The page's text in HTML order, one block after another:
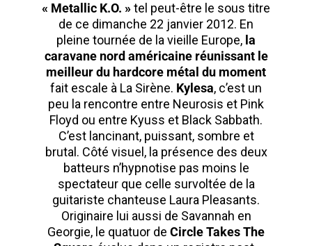
« Metallic K.O. »tel peut-être le sous titre
de ce dimanche 22 janvier 2012. En
pleine tournée de la vieille Europe, la
caravane nord américaine réunissant le
meilleur du hardcore métal du moment
fait escale à La Sirène. Kylesa, c’est un
peu la rencontre entre Neurosis et Pink
Floyd ou entre Kyuss et Black Sabbath.
C’est lancinant, puissant, sombre et
brutal. Côté visuel, la présence des deux
batteurs n’hypnotise pas moins le
spectateur que celle survoltée de la
guitariste chanteuse Laura Pleasants.
Originaire lui aussi de Savannah en
Georgie, le quatuor de Circle Takes The